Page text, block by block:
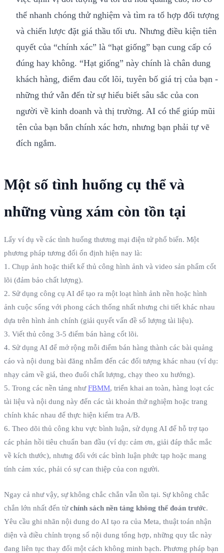
thể nhanh chóng thử nghiệm và tìm ra tổ hợp đối tượng
và chiến lược đặt giá thầu tối ưu. Nhưng điều kiện tiên
quyết của “chính xác” là “hạt giống” bạn cung cấp có
đúng hay không. “Hạt giống” này chính là chân dung
khách hàng, điểm đau cốt lõi, tuyên bố giá trị của bạn -
những thứ vẫn đến từ sự hiểu biết sâu sắc của con
người về kinh doanh và thị trường. AI có thể giúp mũi
tên của bạn bắn chính xác hơn, nhưng bạn phải tự vẽ
đích ngắm.
Một số tình huống cụ thể và
những vùng xám còn tồn tại
Lấy ví dụ về các tình huống thương mại điện tử phổ biến. Một
phương pháp tương đối ổn định hiện nay là:
1. Chụp ảnh hoặc thiết kế thủ công hình ảnh và video sản phẩm cốt
lõi (đảm bảo chất lượng).
2. Sử dụng công cụ AI để tạo ra một loạt hình ảnh nền hoặc hình
ảnh cuộc sống với phong cách thống nhất nhưng chi tiết khác nhau
dựa trên hình ảnh chính (giải quyết vấn đề số lượng tài liệu).
3. Viết thủ công 3-5 điểm bán hàng cốt lõi.
4. Sử dụng AI để mở rộng mỗi điểm bán hàng thành các bài quảng
cáo và nội dung bài đăng nhắm đến các đối tượng khác nhau (ví dụ:
nhạy cảm về giá, theo đuổi chất lượng, chạy theo xu hướng).
5. Trong các nền tảng nhưFBMM, triển khai an toàn, hàng loạt các
tài liệu và nội dung này đến các tài khoản thử nghiệm hoặc trang
chính khác nhau để thực hiện kiểm tra A/B.
6. Theo dõi thủ công khu vực bình luận, sử dụng AI để hỗ trợ tạo
các phản hồi tiêu chuẩn ban đầu (ví dụ: cảm ơn, giải đáp thắc mắc
về kích thước), nhưng đối với các bình luận phức tạp hoặc mang
tính cảm xúc, phải có sự can thiệp của con người.
Ngay cả như vậy, sự không chắc chắn vẫn tồn tại. Sự không chắc
chắn lớn nhất đến từchính sách nền tảng không thể đoán trước.
Yêu cầu ghi nhãn nội dung do AI tạo ra của Meta, thuật toán nhận
diện và điều chỉnh trọng số nội dung tổng hợp, những quy tắc này
đang liên tục thay đổi một cách không minh bạch. Phương pháp bạn